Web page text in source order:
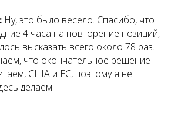
Ну, это было весело. Спасибо, что
4 часа на повторение позиций,
высказать всего около 78 раз.
что окончательное решение
США и ЕС, поэтому я не
делаем.